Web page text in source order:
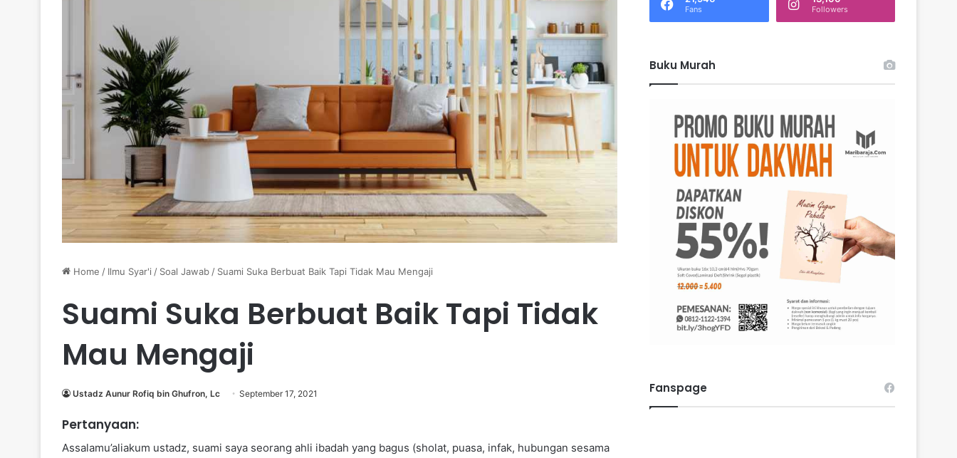
Home / Ilmu Syar'i / Soal Jawab / Suami Suka Berbuat Baik Tapi Tidak Mau Mengaji
Suami Suka Berbuat Baik Tapi Tidak
Mau Mengaji
Ustadz Aunur Rofiq bin Ghufron, Lc September 17, 2021
Pertanyaan:
Assalamu’aliakum ustadz, suami saya seorang ahli ibadah yang bagus (sholat, puasa, infak, hubungan sesama
k
:
Fans Followers
Buku Murah
Fanspage